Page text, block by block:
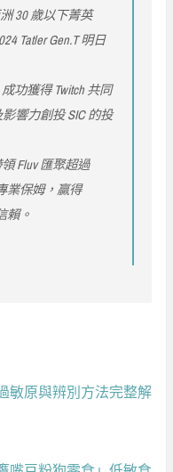
30 歲以下菁英
Tatler Gen.T 明日
成功獲得 Twitch 共同
響力創投 SIC 的投
Fluv 匯聚超過
業保姆，贏得
賴。
敏原與辨別方法完整解